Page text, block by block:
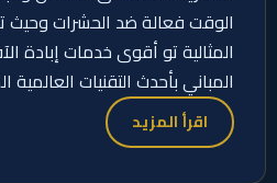
الوقت فعالة ضد الحشرات
المثالية تو أقوى خدمات إبادة
المباني بأحدث التقنيات
اقرأ المزيد